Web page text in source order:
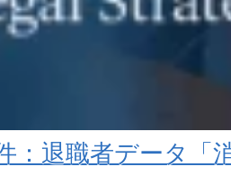
：退職者データ「